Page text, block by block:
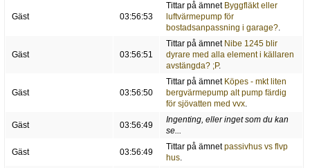
Gäst 03:56:53
Tittar på ämnet Byggfläkt eller
luftvärmepump för
bostadsanpassning i garage?.
Gäst 03:56:51
Tittar på ämnet Nibe 1245 blir
dyrare med alla element i källaren
avstängda? ;P.
Gäst 03:56:50
Tittar på ämnet Köpes - mkt liten
bergvärmepump alt pump färdig
för sjövatten med vvx.
Gäst 03:56:49
Ingenting, eller inget som du kan
se...
Gäst 03:56:49
Tittar på ämnetpassivhus vs flvp
hus.